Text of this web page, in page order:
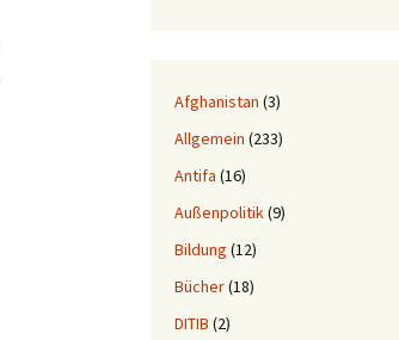
Afghanistan (3)
Allgemein (233)
Antifa (16)
Außenpolitik(9)
Bildung (12)
Bücher(18)
DITIB (2)